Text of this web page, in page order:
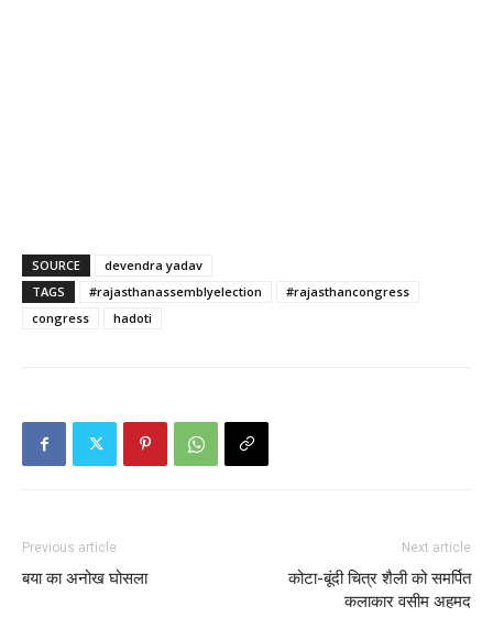
SOURCE
devendra yadav
TAGS
#rajasthanassemblyelection
#rajasthancongress
congress
hadoti
Previous article
बया का अनोख घोसला
Next article
कोटा-बूंदी चित्र शैली को समर्पित
कलाकार वसीम अहमद